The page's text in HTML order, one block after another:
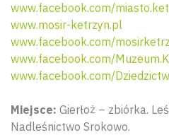
www.facebook.com/
www.mosir-ketrzyn.pl
www.facebook.com/
www.facebook.com/
www.facebook.com/
Miejsce: Gierłoż – zbiórka.
Nadleśnictwo Srokowo.